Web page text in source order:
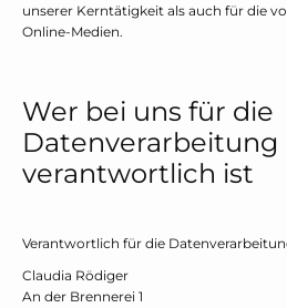
unserer Kerntätigkeit als auch für die
Online-Medien.
Wer bei uns für die
Datenverarbeitung
verantwortlich ist
Verantwortlich für die
Claudia Rödiger
An der Brennerei 1